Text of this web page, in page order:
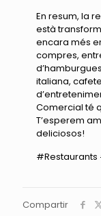
En resum, la
està
encara més
compres,
italiana,
Comercial té
T’esperem
deliciosos!
Compartir